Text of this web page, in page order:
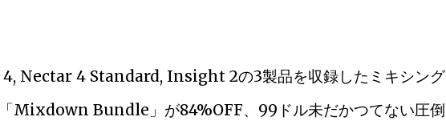
4, Nectar 4 Standard, Insight 2の3製品を収録したミキシング
Mixdown Bundle」が84%OFF、99ドル未だかつてない圧倒